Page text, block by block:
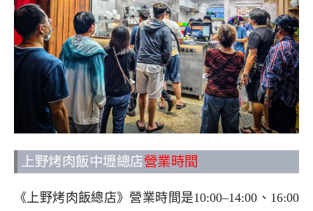
上野烤肉飯中壢總店營業時間
《上野烤肉飯總店》營業時間是10:00–14:00、16:00